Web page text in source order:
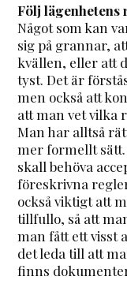
Följ lägenhetens
Något som kan
sig på grannar,
kvällen, eller att
tyst. Det är
men också att
att man vet vilka
Man har alltså
mer formellt
skall behöva
föreskrivna
också viktigt att
tillfullo, så att
man fått ett visst
det leda till att
finns